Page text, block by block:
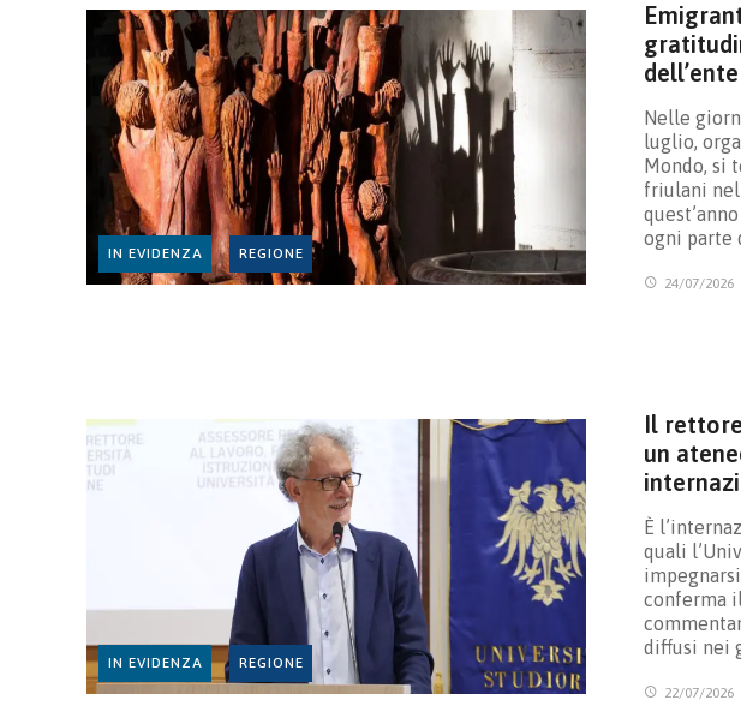
IN EVIDENZA REGIONE
Nelle
luglio,
Mondo, si
friulani nel
ogni parte
24/07/2026
IN EVIDENZA REGIONE
Il
un
È
quali
conferma
diffusi nei
22/07/2026